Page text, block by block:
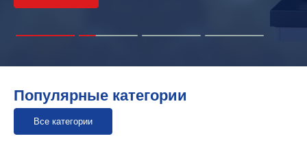
Популярные категории
Все категории